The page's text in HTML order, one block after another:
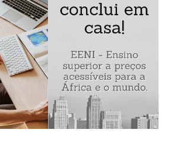
Europeia de Livre-Comércio
e a República Tunisina
Acordo AELC-Tunísia: